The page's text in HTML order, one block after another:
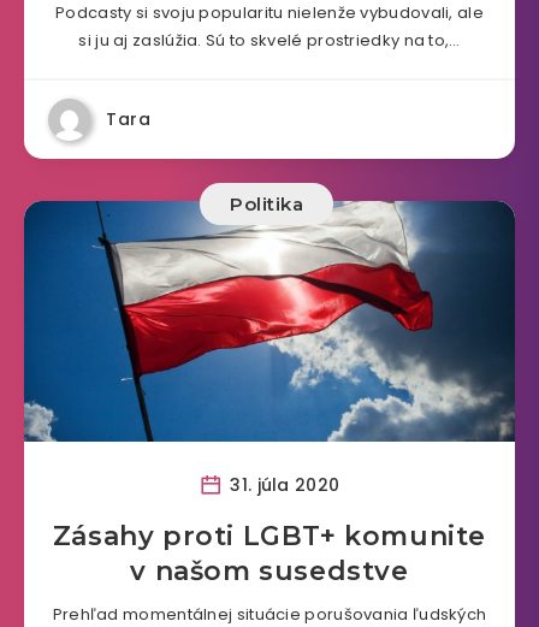
Podcasty si svoju popularitu nielenže vybudovali, ale
si ju aj zaslúžia. Sú to skvelé prostriedky na to,…
Tara
Politika
31. júla 2020
Zásahy proti LGBT+ komunite
v našom susedstve
Prehľad momentálnej situácie porušovania ľudských